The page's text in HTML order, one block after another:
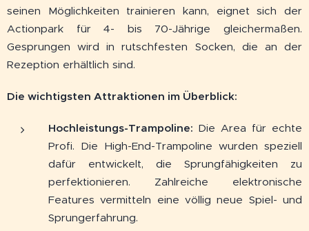
seinen Möglichkeiten trainieren kann, eignet sich der
Actionpark für 4- bis 70-Jährige gleichermaßen.
Gesprungen wird in rutschfesten Socken, die an der
Rezeption erhältlich sind.
Die wichtigsten Attraktionen im Überblick:
Hochleistungs-Trampoline: Die Area für echte
Profi. Die High-End-Trampoline wurden speziell
dafür entwickelt, die Sprungfähigkeiten zu
perfektionieren. Zahlreiche elektronische
Features vermitteln eine völlig neue Spiel- und
Sprungerfahrung.